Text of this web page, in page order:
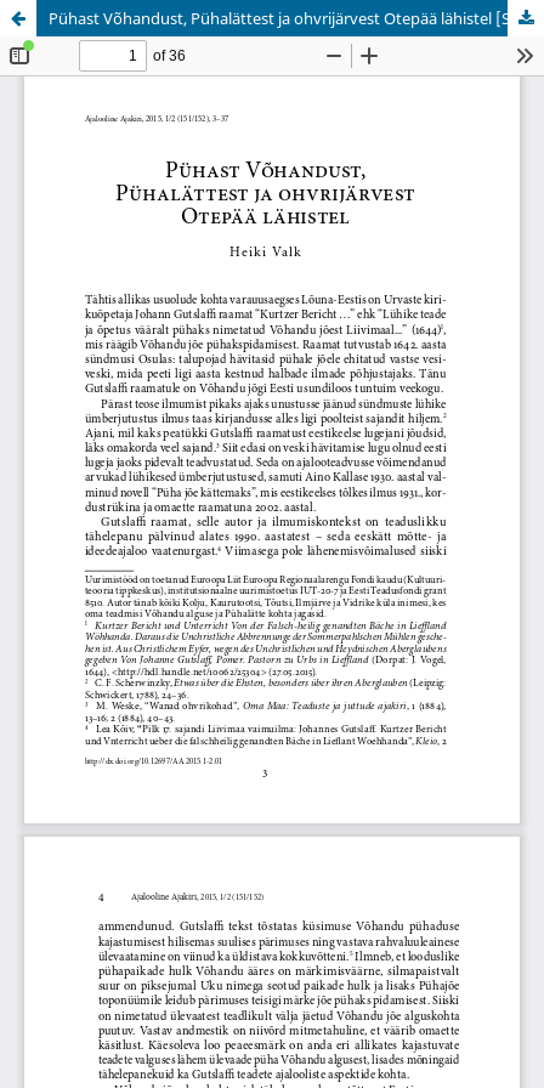
Pühast Võhandust, Pühalättest ja ohvrijärvest Otepää lähistel [Sacred waters: the River Võhandu, Spring Pühaläte and sacrificial lake near Otepää]